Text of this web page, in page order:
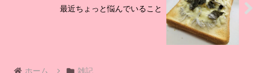
最近ちょっと悩んでいること
ホーム 雑記